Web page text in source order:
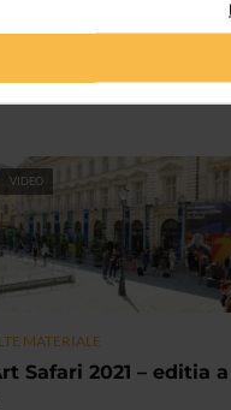
VIDEO
MATERIALE
Safari 2021 – editia